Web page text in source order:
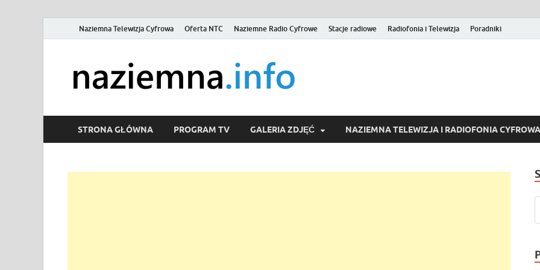
Naziemna Telewizja Cyfrowa Oferta NTC Naziemne Radio Cyfrowe Stacje radiowe Radiofonia i Telewizja Poradniki
Wideo online, VOD
STRONA GŁÓWNA PROGRAM TV GALERIA ZDJĘĆ NAZIEMNA TELEWIZJA I RADIOFONIA CYFROWA